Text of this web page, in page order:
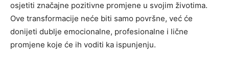
osjetiti značajne pozitivne promjene u svojim životima.
Ove transformacije neće biti samo površne, već će
donijeti dublje emocionalne, profesionalne i lične
promjene koje će ih voditi ka ispunjenju.